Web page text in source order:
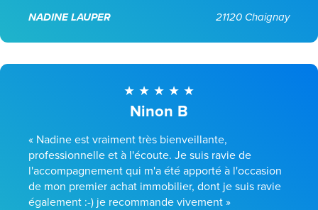
NADINE LAUPER 21120 Chaignay
Ninon B
« Nadine est vraiment très bienveillante,
professionnelle et à l'écoute. Je suis ravie de
l'accompagnement qui m'a été apporté à l'occasion
de mon premier achat immobilier, dont je suis ravie
également :-) je recommande vivement »